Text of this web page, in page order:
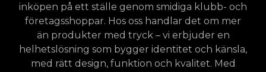
inköpen på ett ställe genom smidiga klubb- och
företagsshoppar. Hos oss handlar det om mer
än produkter med tryck – vi erbjuder en
helhetslösning som bygger identitet och känsla,
med rätt design, funktion och kvalitet. Med